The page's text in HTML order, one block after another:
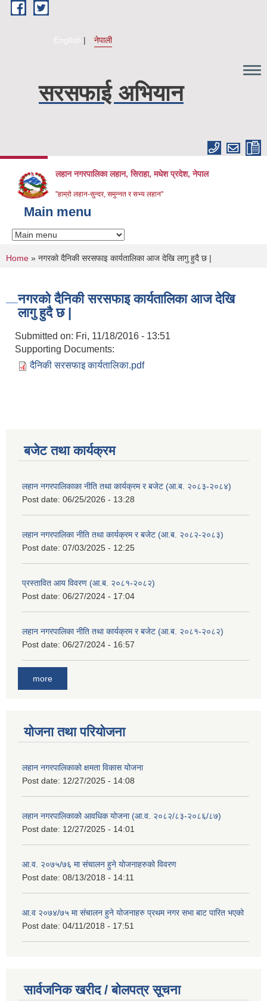
Skip to main content
English नेपाली
सरसफाई अभियान
लहान नगरपालिका लहान, सिराहा, मधेश प्रदेश, नेपाल
"हाम्रो लहान-सुन्दर, समुन्नत र सभ्य लहान"
Main menu
You are here
Home » नगरको दैनिकी सरसफाइ कार्यतालिका आज देखि लागु हुदै छ |
नगरको दैनिकी सरसफाइ कार्यतालिका आज देखि
लागु हुदै छ |
Submitted on: Fri, 11/18/2016 - 13:51
Supporting Documents:
दैनिकी सरसफाइ कार्यतालिका.pdf
बजेट तथा कार्यक्रम
लहान नगरपालिकाका नीति तथा कार्यक्रम र बजेट (आ.ब. २०८३-२०८४)
Post date: 06/25/2026 - 13:28
लहान नगरपालिका नीति तथा कार्यक्रम र बजेट (आ.ब. २०८२-२०८३)
Post date: 07/03/2025 - 12:25
प्रस्तावित आय विवरण (आ.ब. २०८१-२०८२)
Post date: 06/27/2024 - 17:04
लहान नगरपालिका नीति तथा कार्यक्रम र बजेट (आ.ब. २०८१-२०८२)
Post date: 06/27/2024 - 16:57
more
योजना तथा परियोजना
लहान नगरपालिकाको क्षमता विकास योजना
Post date: 12/27/2025 - 14:08
लहान नगरपालिकाको आवधिक योजना (आ.व. २०८२/८३-२०८६/८७)
Post date: 12/27/2025 - 14:01
आ.व. २०७५/७६ मा संचालन हुने योजनाहरुको विवरण
Post date: 08/13/2018 - 14:11
आ.व २०७४/७५ मा संचालन हुने योजनाहरु प्रथम नगर सभा बाट पारित भएको
Post date: 04/11/2018 - 17:51
सार्वजनिक खरीद / बोलपत्र सूचना